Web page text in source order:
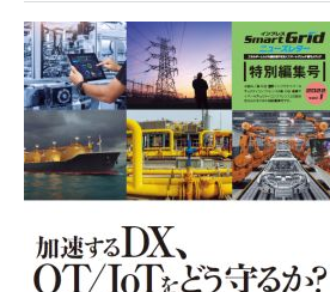
重要インフラサイバーセ
特別電子版！
― 産業サイバーセキュ
へ！ ―
加速するDX、OT/IoTを
インプレス SmartGridニュー
Vol.1